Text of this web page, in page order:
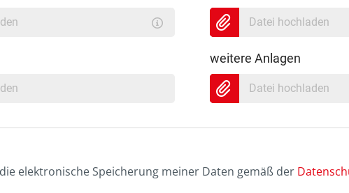
Datei hochladen
weitere Anlagen
Datei hochladen
elektronische Speicherung meiner Daten gemäß der